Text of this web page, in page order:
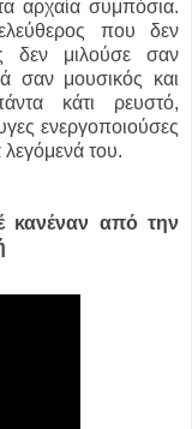
αρχαία συμπόσια.
που δεν
δεν μιλούσε σαν
σαν μουσικός και
κάτι ρευστό,
ενεργοποιούσες
του.
κανέναν από την